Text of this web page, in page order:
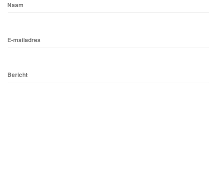
Naam
E-mailadres
Bericht